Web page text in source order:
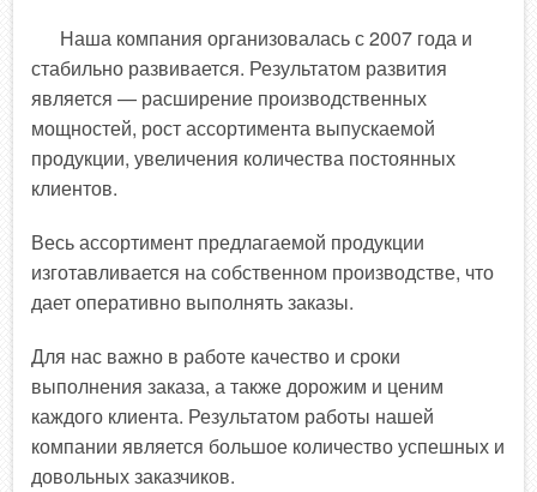
Наша компания организовалась с 2007 года и
стабильно развивается. Результатом развития
является — расширение производственных
мощностей, рост ассортимента выпускаемой
продукции, увеличения количества постоянных
клиентов.
Весь ассортимент предлагаемой продукции
изготавливается на собственном производстве, что
дает оперативно выполнять заказы.
Для нас важно в работе качество и сроки
выполнения заказа, а также дорожим и ценим
каждого клиента. Результатом работы нашей
компании является большое количество успешных и
довольных заказчиков.